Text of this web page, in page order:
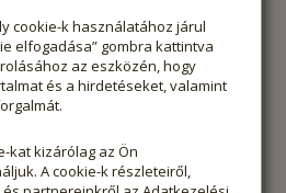
cookie-k használatához járul
elfogadása” gombra kattintva
az eszközén, hogy
és a hirdetéseket, valamint
kat kizárólag az Ön
A cookie-k részleteiről,